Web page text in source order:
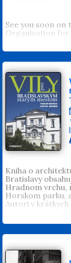
See you soon on
Organisation for
Kniha o
Bratislavy
Hradnom vrchu,
Horskom parku,
Autori v
štvrte lepšie
sídiel
nemecko-